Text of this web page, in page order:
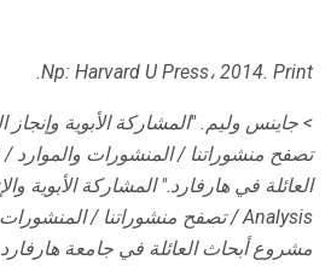
Np: Harvard U Press، 2014. Print.
> جاينس وليم. "المشاركة الأبوية
العائلة في هارفارد."
مشروع أبحاث العائلة في جامعة